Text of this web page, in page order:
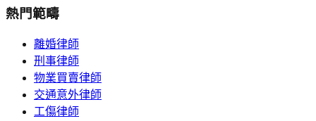
熱門範疇
離婚律師
刑事律師
物業買賣律師
交通意外律師
工傷律師